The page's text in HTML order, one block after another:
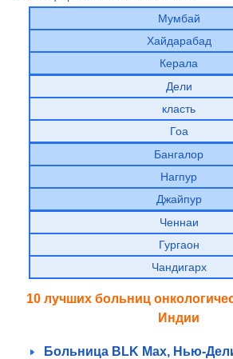
Мумбай
Хайдарабад
Керала
Дели
класть
Гоа
Бангалор
Нагпур
Джайпур
Ченнаи
Гургаон
Чандигарх
10 лучших больниц
Индии
Больница BLK Max, Нью-